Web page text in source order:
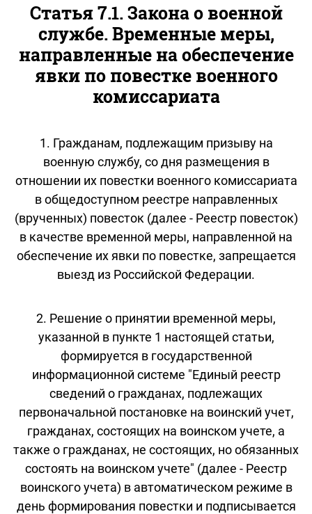
Статья 7.1. Закона о военной
службе. Временные меры,
направленные на обеспечение
явки по повестке военного
комиссариата
1. Гражданам, подлежащим призыву на
военную службу, со дня размещения в
отношении их повестки военного комиссариата
в общедоступном реестре направленных
(врученных) повесток (далее - Реестр повесток)
в качестве временной меры, направленной на
обеспечение их явки по повестке, запрещается
выезд из Российской Федерации.
2. Решение о принятии временной меры,
указанной в пункте 1 настоящей статьи,
формируется в государственной
информационной системе "Единый реестр
сведений о гражданах, подлежащих
первоначальной постановке на воинский учет,
гражданах, состоящих на воинском учете, а
также о гражданах, не состоящих, но обязанных
состоять на воинском учете" (далее - Реестр
воинского учета) в автоматическом режиме в
день формирования повестки и подписывается